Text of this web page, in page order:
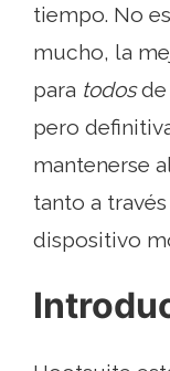
tiempo. No
mucho, la
para todosde
pero
mantenerse
tanto a
dispositivo